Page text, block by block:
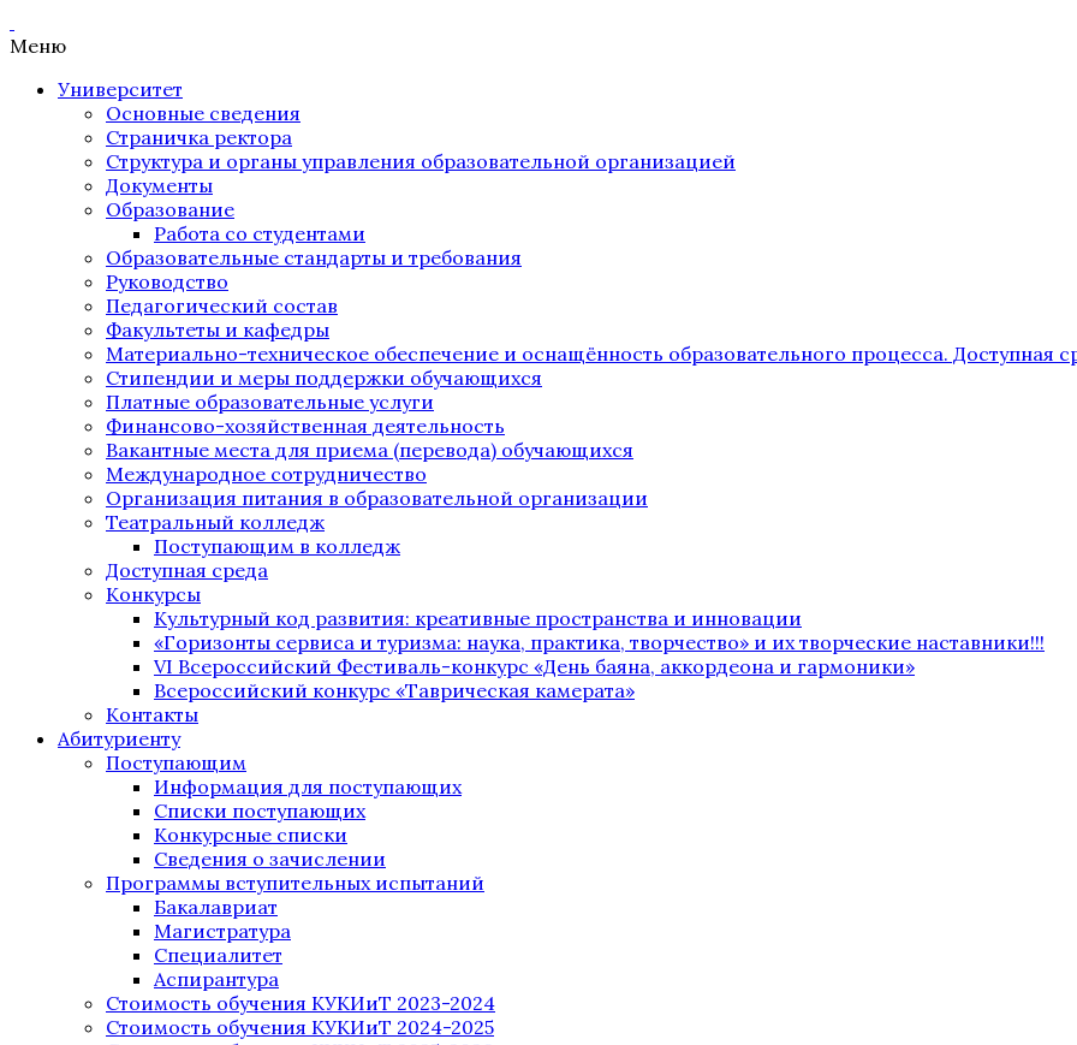
Меню
Университет
Основные сведения
Страничка ректора
Структура и органы управления образовательной организацией
Документы
Образование
Работа со студентами
Образовательные стандарты и требования
Руководство
Педагогический состав
Факультеты и кафедры
Материально-техническое обеспечение и оснащённость образовательного процесса. Доступная
Стипендии и меры поддержки обучающихся
Платные образовательные услуги
Финансово-хозяйственная деятельность
Вакантные места для приема (перевода) обучающихся
Международное сотрудничество
Организация питания в образовательной организации
Театральный колледж
Поступающим в колледж
Доступная среда
Конкурсы
Культурный код развития: креативные пространства и инновации
«Горизонты сервиса и туризма: наука, практика, творчество» и их творческие наставники!!!
VI Всероссийский Фестиваль-конкурс «День баяна, аккордеона и гармоники»
Всероссийский конкурс «Таврическая камерата»
Контакты
Абитуриенту
Поступающим
Информация для поступающих
Списки поступающих
Конкурсные списки
Сведения о зачислении
Программы вступительных испытаний
Бакалавриат
Магистратура
Специалитет
Аспирантура
Стоимость обучения КУКИиТ 2023-2024
Стоимость обучения КУКИиТ 2024-2025